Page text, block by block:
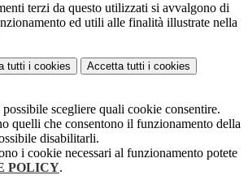
terzi da questo utilizzati si avvalgono di
ed utili alle finalità illustrate nella
tutti i cookies Accetta tutti i cookies
possibile scegliere quali cookie consentire.
quelli che consentono il funzionamento della
disabilitarli.
i cookie necessari al funzionamento potete
POLICY.